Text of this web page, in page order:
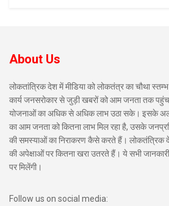
About Us
लोकतांत्रिक देश में मीडिया को लोकतंत्र का चौथा
कार्य जनसरोकार से जुड़ी खबरों को आम जनता तक
योजनाओं का अधिक से अधिक लाभ उठा सके। इसके
का आम जनता को कितना लाभ मिल रहा है, उसके
की समस्याओं का निराकरण कैसे करते हैं। लोकतंत्रिक
की अपेक्षाओं पर कितना खरा उतरते हैं। ये सभी
पर मिलेंगी।
Follow us on social media: